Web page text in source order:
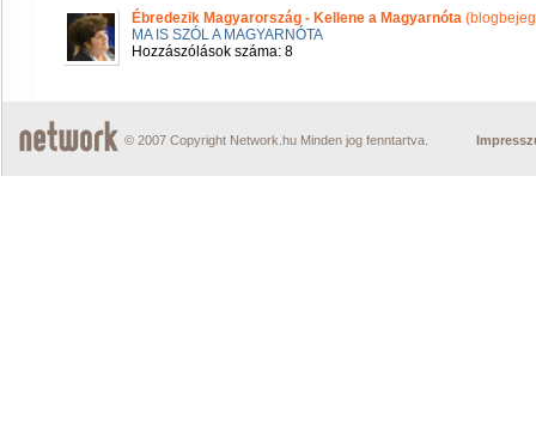
Ébredezik Magyarország - Kellene a Magyarnóta
MA IS SZÓL A MAGYARNÓTA
Hozzászólások száma: 8
© 2007 Copyright Network.hu Minden jog fenntartva.